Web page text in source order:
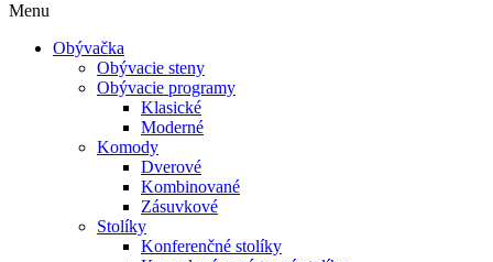
Menu
Obývačka
Obývacie steny
Obývacie programy
Klasické
Moderné
Komody
Dverové
Kombinované
Zásuvkové
Stolíky
Konferenčné stolíky